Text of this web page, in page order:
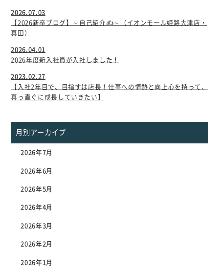
2026.07.03
【2026新卒ブログ】～自己紹介✍～（イオンモール姫路大津店・
真田）
2026.04.01
2026年度新入社員が入社しました！
2023.02.27
【入社2年目で、目指すは店長！仕事への情熱と向上心を持って、
真っ直ぐに成長していきたい】
月別アーカイブ
2026年7月
2026年6月
2026年5月
2026年4月
2026年3月
2026年2月
2026年1月